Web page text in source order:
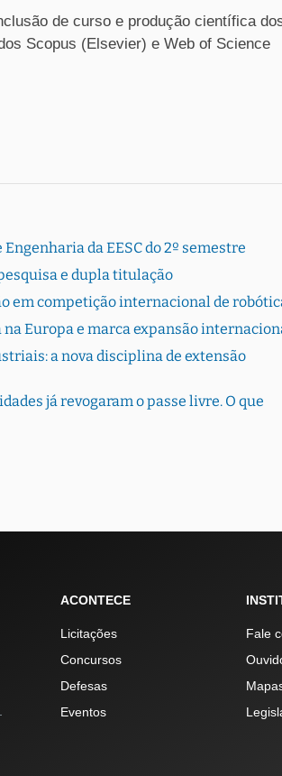
de curso e produção científica
Scopus (Elsevier) e Web of Science
da EESC do 2º semestre
e dupla titulação
em competição internacional de
Europa e marca expansão
a nova disciplina de extensão
já revogaram o passe livre. O que
ACONTECE
Licitações
Concursos
Defesas
Eventos
Fale